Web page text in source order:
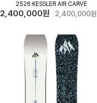
2526 KESSLER AIR CARVE
2,400,000원 2,400,000원